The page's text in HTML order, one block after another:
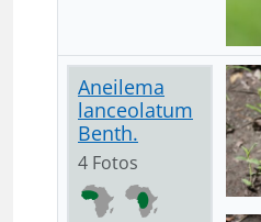
Aneilema
lanceolatum
Benth.
4 Fotos